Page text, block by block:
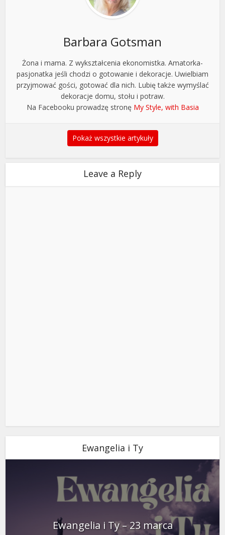
Barbara Gotsman
Żona i mama. Z wykształcenia ekonomistka. Amatorka-
pasjonatka jeśli chodzi o gotowanie i dekoracje. Uwielbiam
przyjmować gości, gotować dla nich. Lubię także wymyślać
dekoracje domu, stołu i potraw.
Na Facebooku prowadzę stronę My Style, with Basia
Pokaż wszystkie artykuły
Leave a Reply
Ewangelia i Ty
Ewangelia i Ty – 23 marca